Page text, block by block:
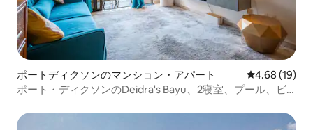
ポートディクソンのマンション・アパート レビュー19
4.68 (19)
ポート・ディクソンのDeidra's Bayu、2寝室、プール、ビ